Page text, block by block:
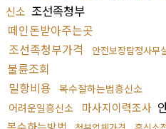
신소 조선족청부
떼인돈받아주는곳
조선족청부가격
안전보장탐정사무
불륜조회
밀항비용 복수잘하는법흥신소
어려운일흥신소
마사지이력조사